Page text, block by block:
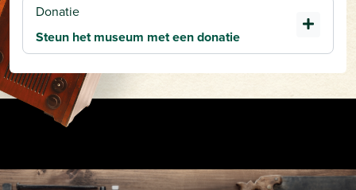
Donatie
Steun het museum met een donatie